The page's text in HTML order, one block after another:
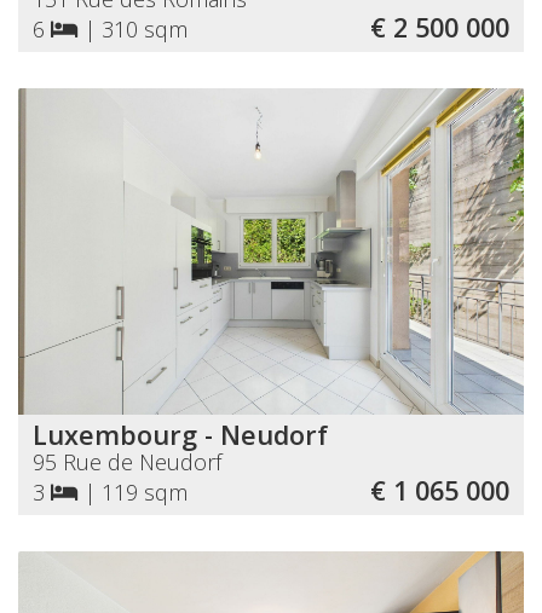
6
| 310 sqm € 2 500 000
Luxembourg - Neudorf
95 Rue de Neudorf
3
| 119 sqm € 1 065 000